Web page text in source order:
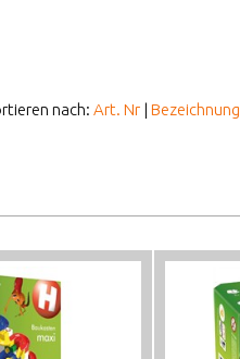
nach: Art. Nr | Bezeichnung